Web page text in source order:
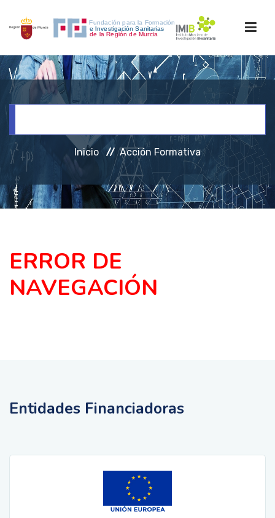
INICIO
INVESTIGACIÓN
RRHH
Inicio Acción Formativa
ERROR DE
NAVEGACIÓN
Entidades Financiadoras